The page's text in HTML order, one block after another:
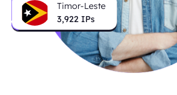
Timor-Leste
3,922 IPs